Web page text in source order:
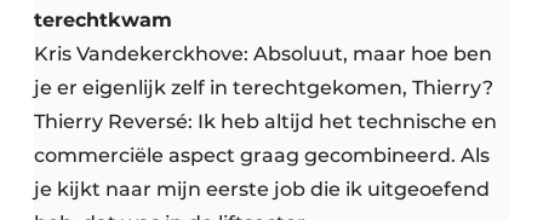
terechtkwam
Kris Vandekerckhove: Absoluut, maar hoe ben
je er eigenlijk zelf in terechtgekomen, Thierry?
Thierry Reversé: Ik heb altijd het technische en
commerciële aspect graag gecombineerd. Als
je kijkt naar mijn eerste job die ik uitgeoefend